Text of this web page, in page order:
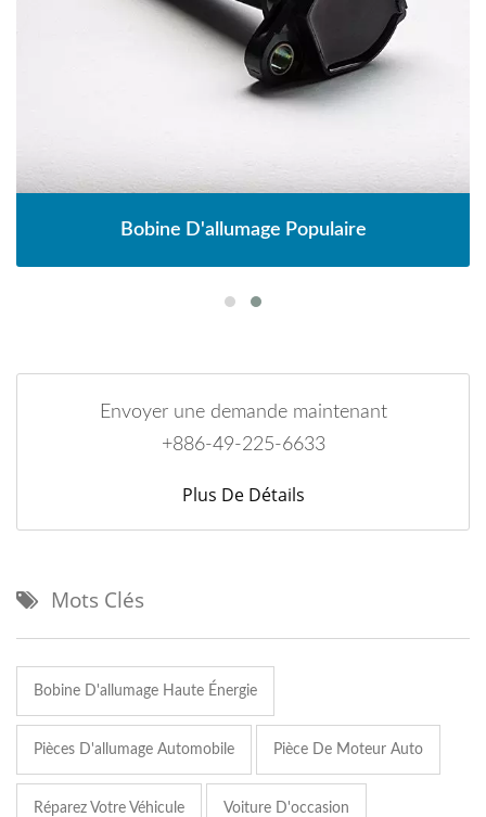
Bobine D'allumage Populaire
Envoyer une demande maintenant
+886-49-225-6633
Plus De Détails
Mots Clés
Bobine D'allumage Haute Énergie
Pièces D'allumage Automobile Pièce De Moteur Auto
Réparez Votre Véhicule Voiture D'occasion